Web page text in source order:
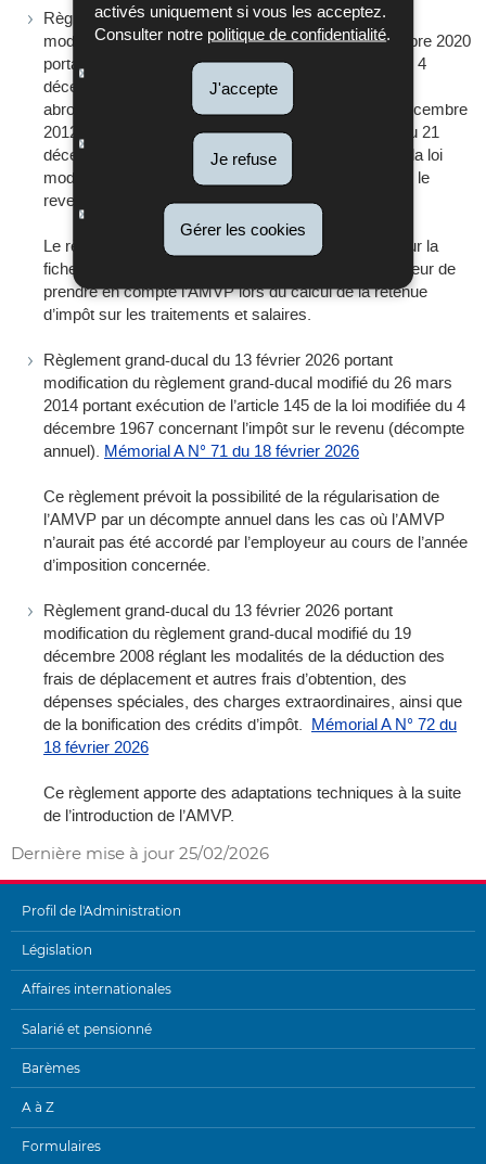
activés uniquement si vous les acceptez.
Consulter notre politique de confidentialité
J'accepte
Je refuse
Gérer les cookies
Règlement grand-ducal du 13 février 2026 portant
modification du règlement grand-ducal du 19 décembre 2020
portant exécution de l’article 143 de la loi modifiée du 4
décembre 1967 concernant l’impôt sur le revenu et
abrogeant le règlement grand-ducal modifié du 21 décembre
2012 remplaçant le règlement grand-ducal modifié du 21
décembre 2007 portant exécution de l’article 143 de la loi
modifiée du 4 décembre 1967 concernant l’impôt sur le
revenu.
Mémorial A N° 70 du 18 février 2026
Le règlement en question apporte des adaptations sur la
fiche de retenue d’impôt afin de permettre à l’employeur de
prendre en compte l’AMVP lors du calcul de la retenue
d’impôt sur les traitements et salaires.
Règlement grand-ducal du 13 février 2026 portant
modification du règlement grand-ducal modifié du 26 mars
2014 portant exécution de l’article 145 de la loi modifiée du 4
décembre 1967 concernant l’impôt sur le revenu (décompte
annuel). Mémorial A N° 71 du 18 février 2026
Ce règlement prévoit la possibilité de la régularisation de
l’AMVP par un décompte annuel dans les cas où l’AMVP
n’aurait pas été accordé par l’employeur au cours de l’année
d’imposition concernée.
Règlement grand-ducal du 13 février 2026 portant
modification du règlement grand-ducal modifié du 19
décembre 2008 réglant les modalités de la déduction des
frais de déplacement et autres frais d’obtention, des
dépenses spéciales, des charges extraordinaires, ainsi que
de la bonification des crédits d’impôt. Mémorial A N° 72 du
18 février 2026
Ce règlement apporte des adaptations techniques à la suite
de l’introduction de l’AMVP.
Dernière mise à jour 25/02/2026
MENU
DE
NAVIGATION
Profil de l'Administration
Législation
Affaires internationales
Salarié et pensionné
Barèmes
A à Z
Formulaires